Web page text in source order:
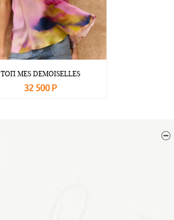
ТОП MES DEMOISELLES
32 500 Р